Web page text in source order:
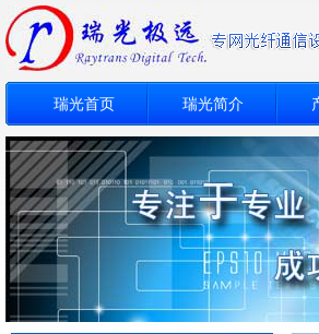
瑞光首页 瑞光简介